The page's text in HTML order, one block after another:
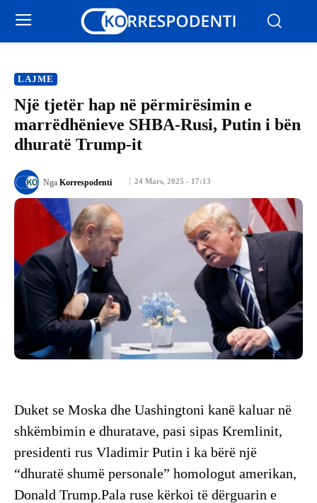
LAJME
Një tjetër hap në përmirësimin e
marrëdhënieve SHBA-Rusi, Putin i bën
dhuratë Trump-it
24 Mars, 2025 - 17:13
Nga Korrespodenti
Duket se Moska dhe Uashingtoni kanë kaluar në
shkëmbimin e dhuratave, pasi sipas Kremlinit,
presidenti rus Vladimir Putin i ka bërë një
“dhuratë shumë personale” homologut amerikan,
Donald Trump.Pala ruse kërkoi të dërguarin e